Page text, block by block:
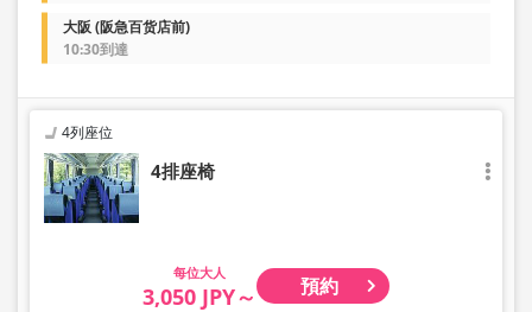
大阪 (阪急百货店前)
10:30到達
4列座位
4排座椅
大人
3,050 JPY～ 預約